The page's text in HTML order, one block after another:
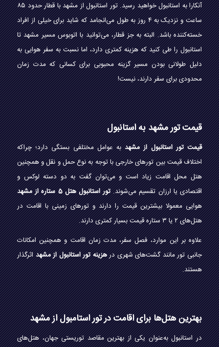
آنکارا به استانبول خواهید رسید. تور استانبول از مشهد با قطار حدود ۸۵
ساعت و نزدیک به ۴ روز به طول می‌انجامد که شاید برای خیلی از افراد
خسته‌کننده باشد. البته به جز قطار، می‌توانید با اتوبوس مسیر مشهد تا
استانبول را طی کنید که هزینه کمتری دارد، اما نسبت به سفر هوایی به
دلیل طولانی بودن مسیر گزینه محبوبی برای کسانی که مدت زمان
محدودی برای سفر دارند، نیست!
قیمت تور مشهد به استانبول
قیمت تور استانبول از مشهدبه عوامل مختلفی بستگی دارد؛ چراکه
اختلاف قیمت بین تورهای خارجی با توجه به نوع حمل و نقل و همچنین
هتل محل اقامت زیاد است و می‌توان گفت به دو دسته لوکس و
اقتصادی یا ارزان تقسیم می‌شوند.تور استانبول هتل 5 ستاره از مشهد
هوایی معمولا بیشترین قیمت را دارند و تورهای زمینی با اقامت در
هتل‌های ۲ یا ۳ ستاره قیمت بسیار کمتری دارند.
علاوه بر این موارد، فصل سفر، مدت زمان اقامت و همچنین امکانات
جانبی تور مانند گشت‌های شهری درهزینه تور استانبول از مشهداثرگذار
هستند.
بهترین هتل‌ها برای اقامت در تور استامبول از مشهد
در استانبول به‌عنوان یکی از بهترین مقاصد توریستی جهان، هتل‌های